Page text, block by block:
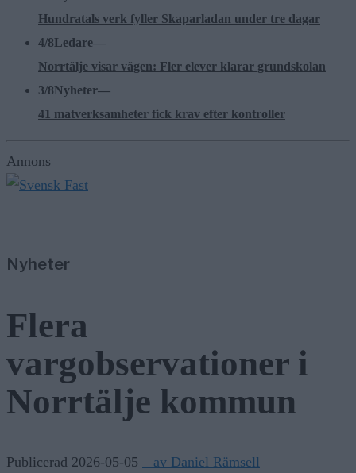
Hundratals verk fyller Skaparladan under tre dagar
4/8Ledare—
Norrtälje visar vägen: Fler elever klarar grundskolan
3/8Nyheter—
41 matverksamheter fick krav efter kontroller
Annons
Nyheter
Flera
vargobservationer i
Norrtälje kommun
Publicerad 2026-05-05 – av Daniel Rämsell